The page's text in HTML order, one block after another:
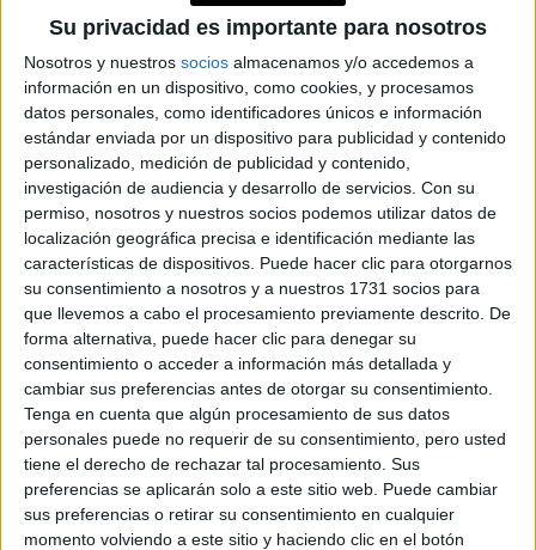
Su privacidad es importante para nosotros
Nosotros y nuestros socios almacenamos y/o accedemos a
información en un dispositivo, como cookies, y procesamos
datos personales, como identificadores únicos e información
estándar enviada por un dispositivo para publicidad y contenido
personalizado, medición de publicidad y contenido,
investigación de audiencia y desarrollo de servicios. Con su
permiso, nosotros y nuestros socios podemos utilizar datos de
localización geográfica precisa e identificación mediante las
características de dispositivos. Puede hacer clic para otorgarnos
su consentimiento a nosotros y a nuestros 1731 socios para
que llevemos a cabo el procesamiento previamente descrito. De
forma alternativa, puede hacer clic para denegar su
consentimiento o acceder a información más detallada y
cambiar sus preferencias antes de otorgar su consentimiento.
Tenga en cuenta que algún procesamiento de sus datos
personales puede no requerir de su consentimiento, pero usted
tiene el derecho de rechazar tal procesamiento. Sus
preferencias se aplicarán solo a este sitio web. Puede cambiar
sus preferencias o retirar su consentimiento en cualquier
momento volviendo a este sitio y haciendo clic en el botón
Sorteos
Descuentos en publicaciones
Participación en los eventos organizados por
Editorial Perfil.
Suscribite ahora
COMPARTÍ ESTA NOTA
EN ESTA NOTA
PERSONALIDAES: LUNA DE HOY GEMINIS
TEMAS: SIGNOS ZODIACO
HOROSCOPO
PREDICCIONES